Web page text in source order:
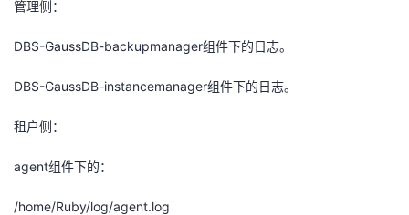
管理侧：
DBS-GaussDB-backupmanager组件下的日志。
DBS-GaussDB-instancemanager组件下的日志。
租户侧：
agent组件下的：
/home/Ruby/log/agent.log